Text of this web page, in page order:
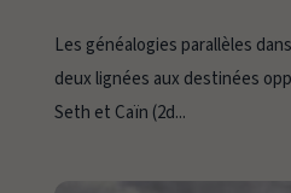
Les généalogies parallèles
deux lignées aux destinées
Seth et Caïn (2d...